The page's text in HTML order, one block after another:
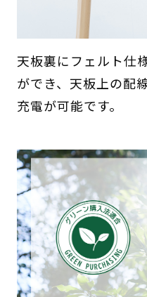
天板裏にフェルト仕
ができ、天板上の配
充電が可能です。